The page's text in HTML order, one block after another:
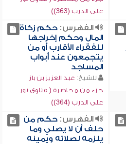
على الدرب (363))
الفهرس:حكم زكاة
المال وحكم إخراجها
للفقراء الأقارب أو من
يتجمعون عند أبواب
المساجد
للشيخ: عبد العزيز بن باز
جزء من محاضرة ( فتاوى نور
على الدرب (364))
الفهرس:حكم من
حلف أن لا يصلي وما
يلزمه لصلاته ويمينه